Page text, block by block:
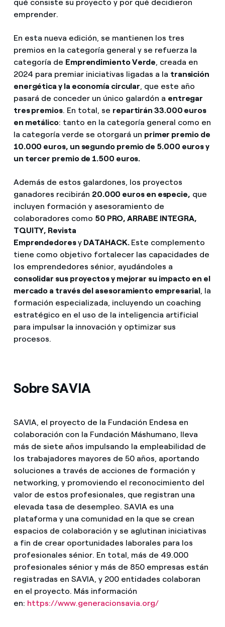
qué consiste su proyecto y por qué decidieron
emprender.
En esta nueva edición, se mantienen los tres
premios en la categoría general y se refuerza la
categoría de Emprendimiento Verde , creada en
2024 para premiar iniciativas ligadas a la transición
energética y la economía circular , que este año
pasará de conceder un único galardón a entregar
tres premios. En total, se repartirán 33.000 euros
en metálico: tanto en la categoría general como en
la categoría verde se otorgará un primer premio de
10.000 euros, un segundo premio de 5.000 euros y
un tercer premio de 1.500 euros.
Además de estos galardones, los proyectos
ganadores recibirán 20.000 euros en especie, que
incluyen formación y asesoramiento de
colaboradores como 50 PRO, ARRABE INTEGRA,
TQUITY, Revista
EmprendedoresyDATAHACK. Este complemento
tiene como objetivo fortalecer las capacidades de
los emprendedores sénior, ayudándoles a
consolidar sus proyectos y mejorar su impacto en el
mercado a través del asesoramiento empresarial , la
formación especializada, incluyendo un coaching
estratégico en el uso de la inteligencia artificial
para impulsar la innovación y optimizar sus
procesos.
Sobre SAVIA
SAVIA, el proyecto de la Fundación Endesa en
colaboración con la Fundación Máshumano, lleva
más de siete años impulsando la empleabilidad de
los trabajadores mayores de 50 años, aportando
soluciones a través de acciones de formación y
networking, y promoviendo el reconocimiento del
valor de estos profesionales, que registran una
elevada tasa de desempleo. SAVIA es una
plataforma y una comunidad en la que se crean
espacios de colaboración y se aglutinan iniciativas
a fin de crear oportunidades laborales para los
profesionales sénior. En total, más de 49.000
profesionales sénior y más de 850 empresas están
registradas en SAVIA, y 200 entidades colaboran
en el proyecto. Más información
en: https://www.generacionsavia.org/